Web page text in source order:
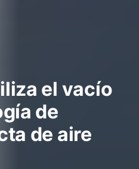
el vacío
de
de aire